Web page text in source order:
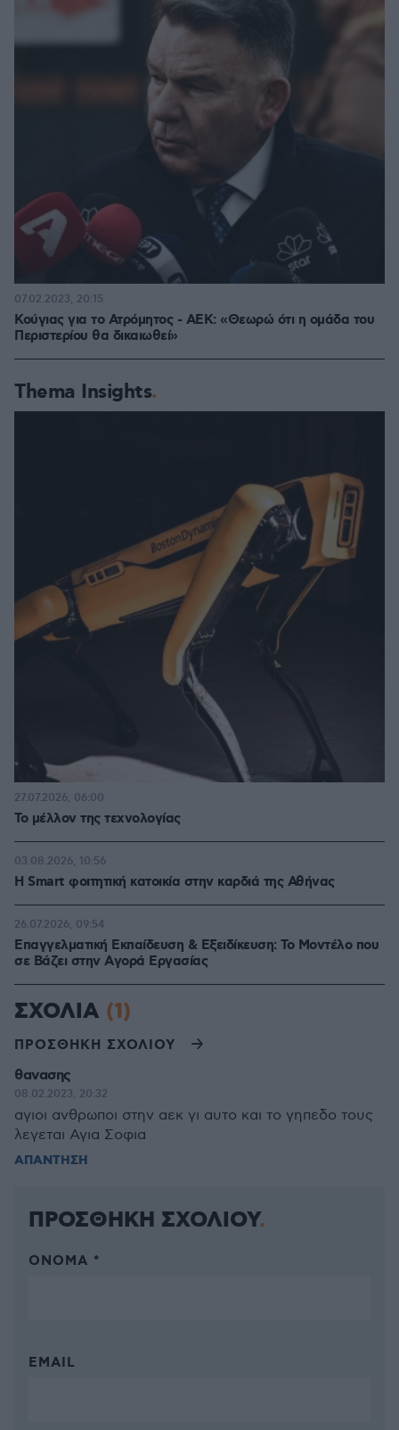
Κούγιας για το Ατρόμητος - ΑΕΚ: «Θεωρώ ότι η ομάδα του
Περιστερίου θα δικαιωθεί»
07.02.2023, 20:15
Thema Insights
Το μέλλον της τεχνολογίας
27.07.2026, 06:00
Η Smart φοιτητική κατοικία στην καρδιά της Αθήνας
03.08.2026, 10:56
Επαγγελματική Εκπαίδευση & Εξειδίκευση: Το Mοντέλο που
σε Bάζει στην Aγορά Eργασίας
26.07.2026, 09:54
ΣΧΟΛΙΑ (1)
ΠΡΟΣΘΗΚΗ ΣΧΟΛΙΟΥ
θανασης
08.02.2023, 20:32
αγιοι ανθρωποι στην αεκ γι αυτο και το γηπεδο τους
λεγεται Αγια Σοφια
ΑΠΑΝΤΗΣΗ
ΠΡΟΣΘΗΚΗ ΣΧΟΛΙΟΥ
ΌΝΟΜΑ *
EMAIL